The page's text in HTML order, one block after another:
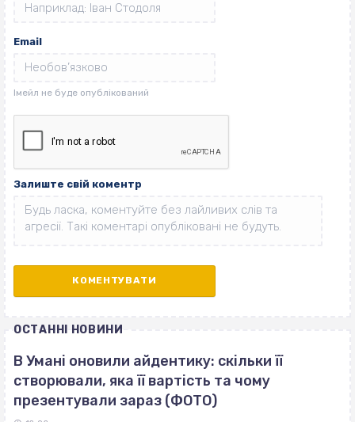
Email
Залиште свій коментр
ОСТАННІ НОВИНИ
В Умані оновили айдентику: скільки її
створювали, яка її вартість та чому
презентували зараз (ФОТО)